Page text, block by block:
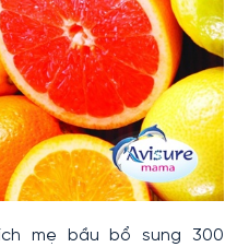
mẹ bầu bổ sung 300